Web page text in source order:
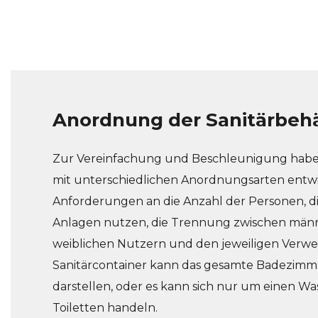
Anordnung der
Zur Vereinfachung und Beschleunigung
mit unterschiedlichen Anordnungsarten
Anforderungen an die Anzahl der Personen,
Anlagen nutzen, die Trennung zwischen
weiblichen Nutzern und den jeweiligen
Sanitärcontainer kann das gesamte
darstellen, oder es kann sich nur um einen
Toiletten handeln.